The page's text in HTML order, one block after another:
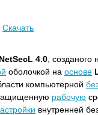
Скачать
4.0 , созданого
оболочкой на основе
компьютерной
рабочую
внутренней